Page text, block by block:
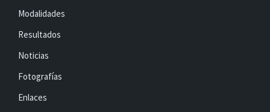
Modalidades
Resultados
Noticias
Fotografías
Enlaces